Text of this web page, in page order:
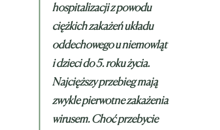
hospitalizacji z powodu
ciężkich zakażeń układu
oddechowego u niemowląt
i dzieci do 5. roku życia.
Najcięższy przebieg mają
zwykle pierwotne zakażenia
wirusem. Choć przebycie